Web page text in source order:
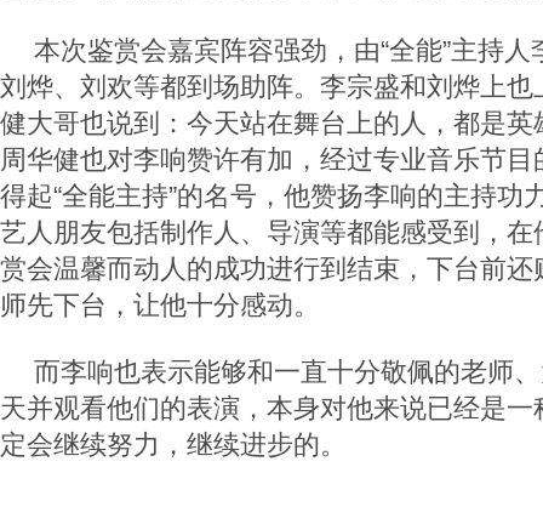
本次鉴赏会嘉宾阵容强劲，由“全能”主持
刘烨、刘欢等都到场助阵。李宗盛和刘烨上
健大哥也说到：今天站在舞台上的人，都是
周华健也对李响赞许有加，经过专业音乐节
得起“全能主持”的名号，他赞扬李响的主持功
艺人朋友包括制作人、导演等都能感受到，
赏会温馨而动人的成功进行到结束，下台前还
师先下台，让他十分感动。
而李响也表示能够和一直十分敬佩的老师
天并观看他们的表演，本身对他来说已经是
定会继续努力，继续进步的。